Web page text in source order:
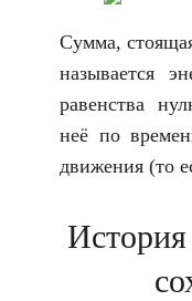
Сумма,
называется
равенства
неё по
движения (то
История